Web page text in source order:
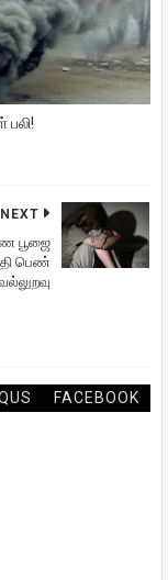
NEXT
பூஜை
பெண்
FACEBOOK